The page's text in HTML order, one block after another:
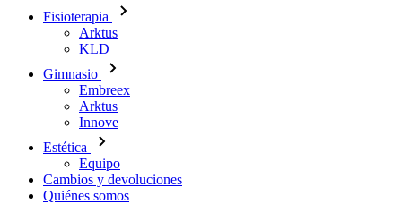
Fisioterapia
Arktus
KLD
Gimnasio
Embreex
Arktus
Innove
Estética
Equipo
Cambios y devoluciones
Quiénes somos